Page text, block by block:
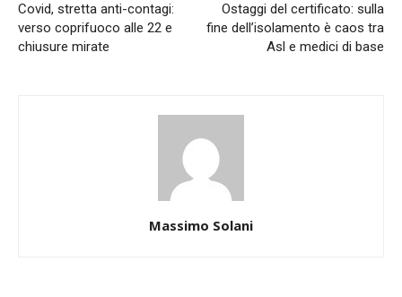
Covid, stretta anti-contagi:
verso coprifuoco alle 22 e
chiusure mirate
Ostaggi del certificato: sulla
fine dell’isolamento è caos tra
Asl e medici di base
Massimo Solani